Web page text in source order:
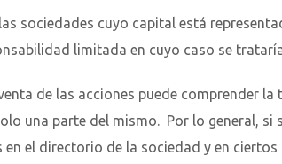
sociedades cuyo capital está
limitada en cuyo caso se
de las acciones puede comprender
una parte del mismo. Por lo general,
el directorio de la sociedad y en